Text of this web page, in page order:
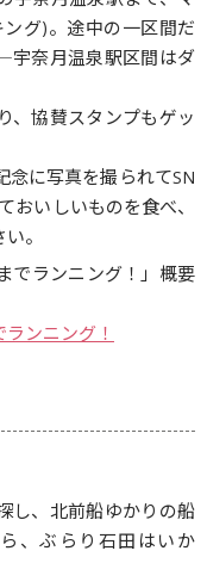
グ)。途中の一区間だ
宇奈月温泉駅区間はダ
、協賛スタンプもゲッ
に写真を撮られてSN
おいしいものを食べ、
。
でランニング！」概要
ンニング！
し、北前船ゆかりの船
、ぶらり石田はいか